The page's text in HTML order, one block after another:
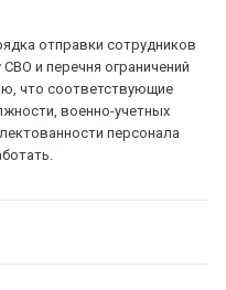
отправки сотрудников
и перечня ограничений
что соответствующие
военно-учетных
персонала